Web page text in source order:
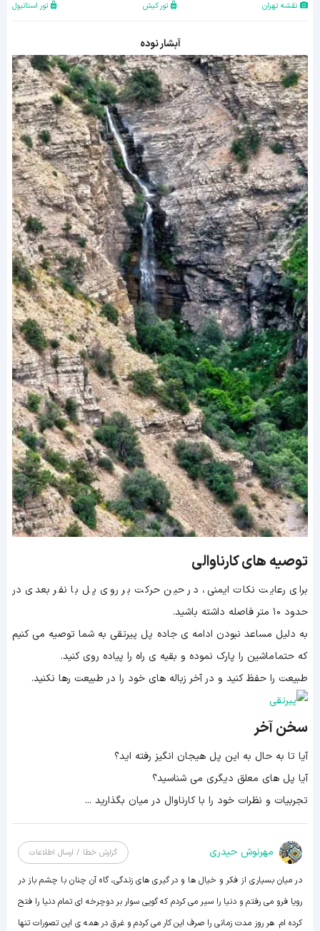
نقشه تهران تور کیش تور استانبول
آبشار نوده
توصیه های کارناوالی
برای رعایت نکات ایمنی، در حین حرکت بر روی پل با نفر بعدی در
حدود ۱۰ متر فاصله داشته باشید.
به دلیل مساعد نبودن ادامه ی جاده پل پیرتقی به شما توصیه می کنیم
که حتما ماشین را پارک نموده و بقیه ی راه را پیاده روی کنید.
طبیعت را حفظ کنید و در آخر زباله های خود را در طبیعت رها نکنید.
سخن آخر
آیا تا به حال به این پل هیجان انگیز رفته اید؟
آیا پل های معلق دیگری می شناسید؟
تجربیات و نظرات خود را با کارناوال در میان بگذارید ...
مهرنوش حیدری گزارش خطا / ارسال اطلاعات
در میان بسیاری از فکر و خیال ها و در گیری های زندگی، گاه آن چنان با چشم باز در
رویا فرو می رفتم و دنیا را سیر می کردم که گویی سوار بر دوچرخه ای تمام دنیا را فتح
کرده ام. هر روز مدت زمانی را صرف این کار می کردم و غرق در همه ی این تصورات تنها